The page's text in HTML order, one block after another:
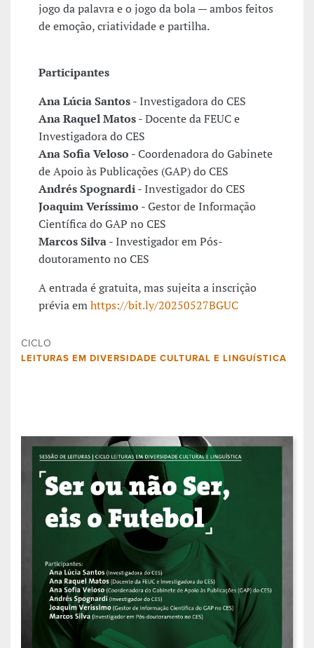
jogo da palavra e o jogo da bola — ambos feitos
de emoção, criatividade e partilha.
Participantes
Ana Lúcia Santos- Investigadora do CES
Ana Raquel Matos- Docente da FEUC e
Investigadora do CES
Ana Sofia Veloso - Coordenadora do Gabinete
de Apoio às Publicações (GAP) do CES
Andrés Spognardi- Investigador do CES
Joaquim Veríssimo - Gestor de Informação
Científica do GAP no CES
Marcos Silva- Investigador em Pós-
doutoramento no CES
A entrada é gratuita, mas sujeita a inscrição
prévia emhttps://bit.ly/20250527BGUC
CICLO
LEITURAS EM DIVERSIDADE CULTURAL E LINGUÍSTICA